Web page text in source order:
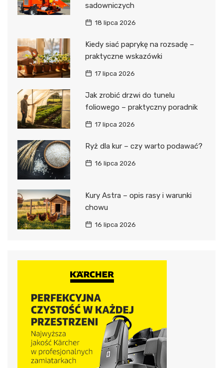
sadowniczych
18 lipca 2026
Kiedy siać paprykę na rozsadę –
praktyczne wskazówki
17 lipca 2026
Jak zrobić drzwi do tunelu
foliowego – praktyczny poradnik
17 lipca 2026
Ryż dla kur – czy warto podawać?
16 lipca 2026
Kury Astra – opis rasy i warunki
chowu
16 lipca 2026